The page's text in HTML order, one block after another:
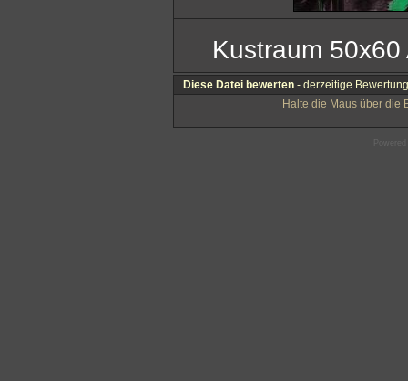
Kustraum
Diese Datei bewerten - derzeitige
Halte die Maus über die